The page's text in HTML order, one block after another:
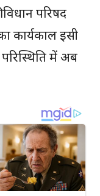
परिषद
कार्यकाल इसी
में अब